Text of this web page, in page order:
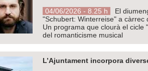
04/06/2026 - 8.25 h
El
"Schubert: Winterreise" a càrrec
Un programa que clourà el cicle
del romanticisme musical
L’Ajuntament incorpora